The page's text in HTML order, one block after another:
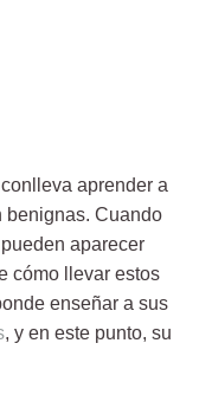
aprender a
benignas. Cuando
aparecer
cómo llevar estos
enseñar a sus
, y en este punto, su